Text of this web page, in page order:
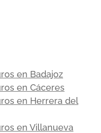
en Badajoz
en Cáceres
en Herrera del
en Villanueva